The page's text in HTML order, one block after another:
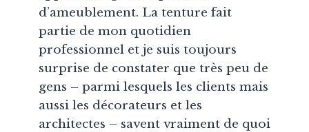
d’ameublement. La tenture fait
partie de mon quotidien
professionnel et je suis toujours
surprise de constater que très peu de
gens – parmi lesquels les clients mais
aussi les décorateurs et les
architectes – savent vraiment de quoi